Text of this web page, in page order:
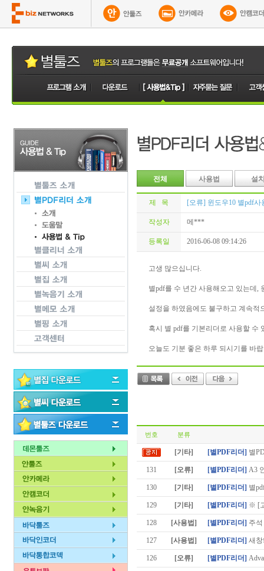
전체 사용법 설
제 목 [오류] 윈도우10 별pdf사
작성자 메***
등록일 2016-06-08 09:14:26
고생 많으십니다.
별pdf를 수 년간 사용해오고 있는데,
설정을 하였음에도 불구하고 계속적
혹시 별 pdf를 기본리더로 사용할 수
오늘도 기분 좋은 하루 되시기를 바
번호 분류
[기타] [별PDF리더] 별
131 [오류] [별PDF리더] A3
130 [기타] [별PDF리더] 별
129 [기타] [별PDF리더] ※ [
128 [사용법] [별PDF리더] 주
127 [사용법] [별PDF리더] 새
126 [오류] [별PDF리더]